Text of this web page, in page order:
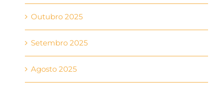
Outubro 2025
Setembro 2025
Agosto 2025